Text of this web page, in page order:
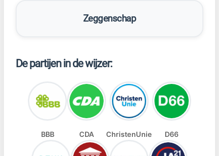
Zeggenschap
De partijen in de wijzer:
BBB CDA ChristenUnie D66